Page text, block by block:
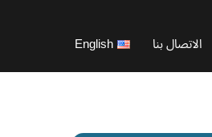
الاتصال بنا English